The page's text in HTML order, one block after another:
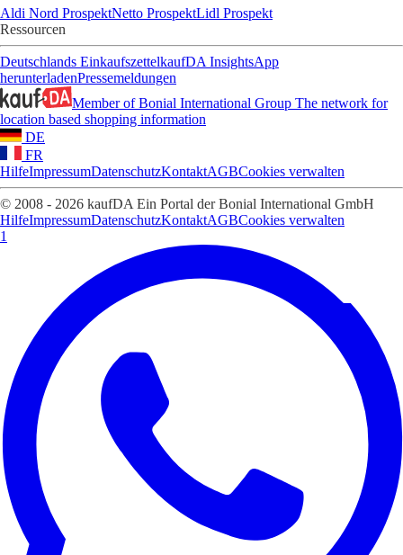
Aldi Nord ProspektNetto ProspektLidl Prospekt
Ressourcen
Deutschlands EinkaufszettelkaufDA InsightsApp
herunterladenPressemeldungen
Member of Bonial International Group The network for
location based shopping information
DE
FR
HilfeImpressumDatenschutzKontaktAGBCookies verwalten
© 2008 - 2026 kaufDA Ein Portal der Bonial International GmbH
HilfeImpressumDatenschutzKontaktAGBCookies verwalten
1